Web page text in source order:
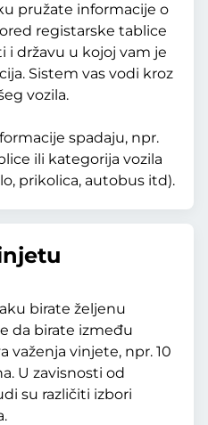
pružate informacije o
registarske tablice
i državu u kojoj vam je
Sistem vas vodi kroz
vozila.
spadaju, npr.
ili kategorija vozila
prikolica, autobus itd).
birate željenu
da birate između
važenja vinjete, npr. 10
U zavisnosti od
su različiti izbori